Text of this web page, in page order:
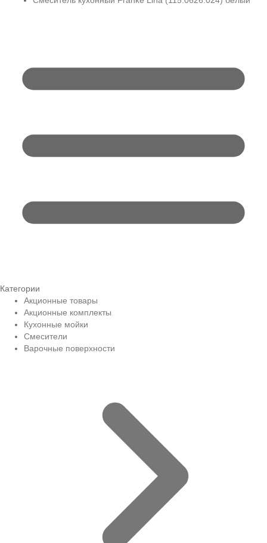
Категории
Акционные товары
Акционные комплекты
Кухонные мойки
Смесители
Варочные поверхности